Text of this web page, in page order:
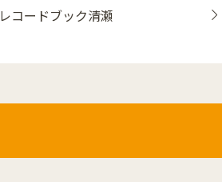
レコードブック清瀬